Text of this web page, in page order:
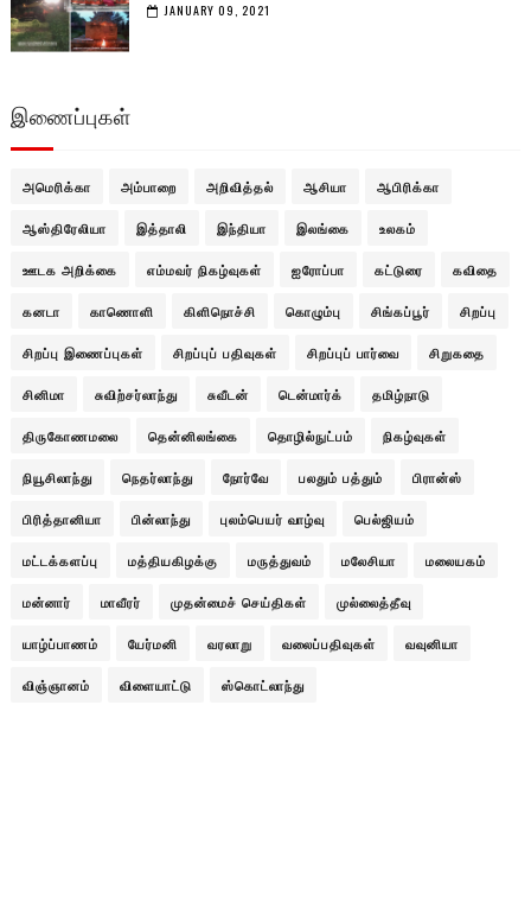
JANUARY 09, 2021
இணைப்புகள்
அமெரிக்கா அம்பாறை அறிவித்தல் ஆசியா ஆபிரிக்கா
ஆஸ்திரேலியா இத்தாலி இந்தியா இலங்கை உலகம்
ஊடக அறிக்கை எம்மவர் நிகழ்வுகள் ஐரோப்பா கட்டுரை கவிதை
கனடா காணொளி கிளிநொச்சி கொழும்பு சிங்கப்பூர் சிறப்பு
சிறப்பு இணைப்புகள் சிறப்புப் பதிவுகள் சிறப்புப் பார்வை சிறுகதை
சினிமா சுவிற்சர்லாந்து சுவீடன் டென்மார்க் தமிழ்நாடு
திருகோணமலை தென்னிலங்கை தொழில்நுட்பம் நிகழ்வுகள்
நியூசிலாந்து நெதர்லாந்து நோர்வே பலதும் பத்தும் பிரான்ஸ்
பிரித்தானியா பின்லாந்து புலம்பெயர் வாழ்வு பெல்ஜியம்
மட்டக்களப்பு மத்தியகிழக்கு மருத்துவம் மலேசியா மலையகம்
மன்னார் மாவீரர் முதன்மைச் செய்திகள் முல்லைத்தீவு
யாழ்ப்பாணம் யேர்மனி வரலாறு வலைப்பதிவுகள் வவுனியா
விஞ்ஞானம் விளையாட்டு ஸ்கொட்லாந்து